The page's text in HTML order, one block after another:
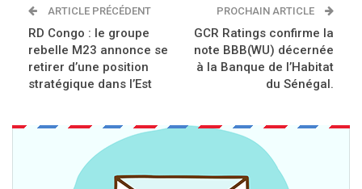
ARTICLE PRÉCÉDENT
RD Congo : le groupe
rebelle M23 annonce se
retirer d’une position
stratégique dans l’Est
PROCHAIN ARTICLE
GCR Ratings confirme la
note BBB(WU) décernée
à la Banque de l’Habitat
du Sénégal.